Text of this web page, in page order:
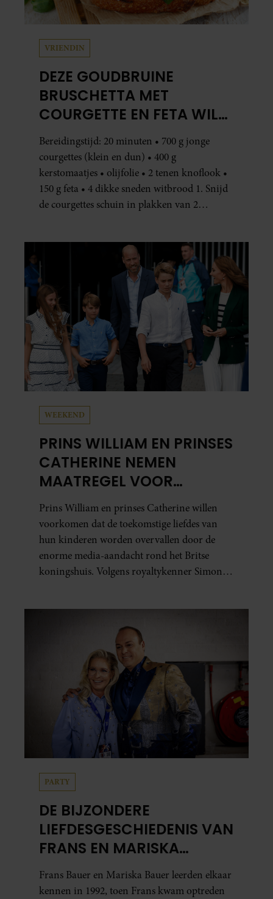
VRIENDIN
DEZE GOUDBRUINE
BRUSCHETTA MET
COURGETTE EN FETA WIL
JE METEEN MAKEN
Bereidingstijd: 20 minuten • 700 g jonge
courgettes (klein en dun) • 400 g
kerstomaatjes • olijfolie • 2 tenen knoflook •
150 g feta • 4 dikke sneden witbrood 1. Snijd
de courgettes schuin in plakken van 2
WEEKEND
PRINS WILLIAM EN PRINSES
CATHERINE NEMEN
MAATREGEL VOOR
TOEKOMSTIG
LIEFDESLEVEN VAN HUN
KINDEREN
Prins William en prinses Catherine willen
voorkomen dat de toekomstige liefdes van
hun kinderen worden overvallen door de
enorme media-aandacht rond het Britse
koningshuis. Volgens royaltykenner Simon
PARTY
DE BIJZONDERE
LIEFDESGESCHIEDENIS VAN
FRANS EN MARISKA
BAUER: OOK IN BED
ELKAARS EERSTE
Frans Bauer en Mariska Bauer leerden elkaar
kennen in 1992, toen Frans kwam optreden